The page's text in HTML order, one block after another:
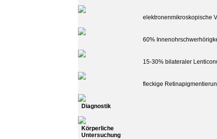
elektronenmikroskopische
60%
15-30% bilateraler
fleckige
Diagnostik
Körperliche
Untersuchung